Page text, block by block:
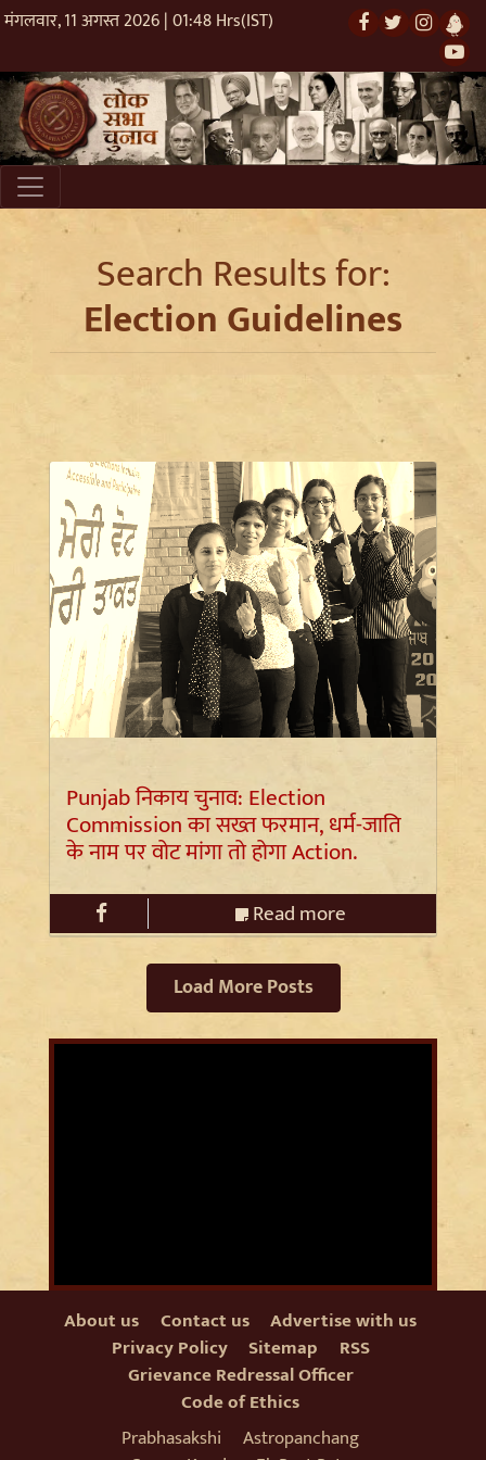
मंगलवार, 11 अगस्त 2026 | 01:48 Hrs(IST)
Search Results for:
Election Guidelines
Punjab निकाय चुनाव: Election
Commission का सख्त फरमान, धर्म-जाति
के नाम पर वोट मांगा तो होगा Action.
Read more
Load More Posts
About us Contact us
Advertise with us
Privacy Policy
Sitemap
RSS
Grievance Redressal Officer
Code of Ethics
Prabhasakshi
Astropanchang